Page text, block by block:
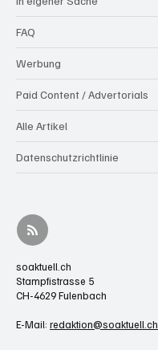
FAQ
Werbung
Paid Content / Advertorials
Alle Artikel
Datenschutzrichtlinie
soaktuell.ch
Stampfistrasse 5
CH-4629 Fulenbach
E-Mail: redaktion@soaktuell.ch